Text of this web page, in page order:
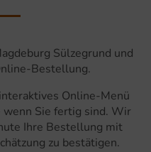
Sülzegrund und
Bestellung.
Online-Menü
wenn Sie fertig sind. Wir
Ihre Bestellung mit
zu bestätigen.